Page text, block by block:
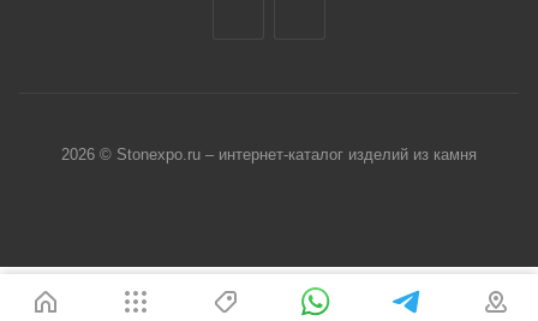
2026 © Stonexpo.ru – интернет-каталог изделий из камня